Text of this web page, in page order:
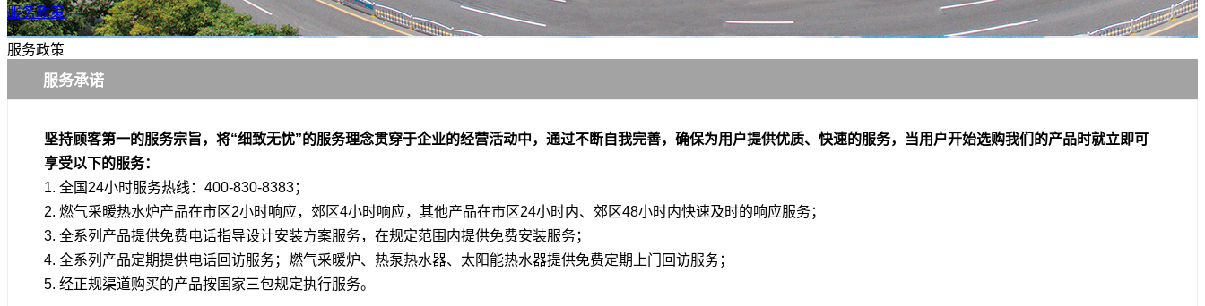
服务政策
服务政策
服务承诺
坚持顾客第一的服务宗旨，将“细致无忧”的服务理念贯穿于企业的经营活动中，通过不断自我完善，确保为用户提供优质、快速的服务，当用户开始选购我们的产品时就立即可
享受以下的服务：
1. 全国24小时服务热线：400-830-8383；
2. 燃气采暖热水炉产品在市区2小时响应，郊区4小时响应，其他产品在市区24小时内、郊区48小时内快速及时的响应服务；
3. 全系列产品提供免费电话指导设计安装方案服务，在规定范围内提供免费安装服务；
4. 全系列产品定期提供电话回访服务；燃气采暖炉、热泵热水器、太阳能热水器提供免费定期上门回访服务；
5. 经正规渠道购买的产品按国家三包规定执行服务。